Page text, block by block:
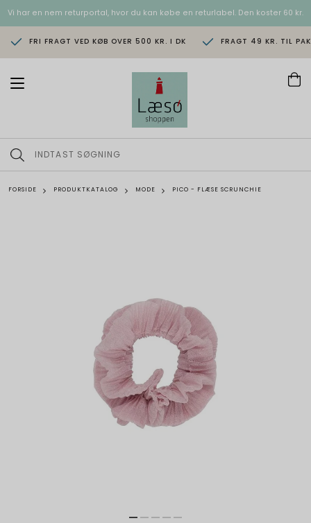
Vi har en nem returportal, hvor du kan købe en returlabel. Den koster 60 kr.
FRI FRAGT VED KØB OVER 500 KR. I DK FRAGT 49 KR. TIL
T
n
a
i
FORSIDE PRODUKTKATALOG MODE PICO - FLÆSE SCRUNCHIE